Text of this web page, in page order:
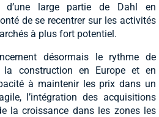
d’une large partie de Dahl en
de se recentrer sur les activités
à plus fort potentiel.
désormais le rythme de
la construction en Europe et en
à maintenir les prix dans un
l’intégration des acquisitions
la croissance dans les zones les